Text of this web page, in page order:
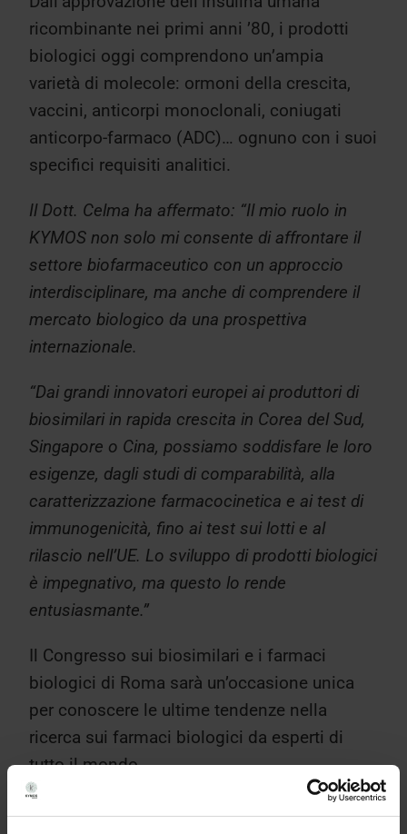
ricombinante nei primi anni ’80, i prodotti
biologici oggi comprendono un’ampia
varietà di molecole: ormoni della crescita,
vaccini, anticorpi monoclonali, coniugati
anticorpo-farmaco (ADC)… ognuno con i suoi
specifici requisiti analitici.
Il Dott. Celma ha affermato: “Il mio ruolo in
KYMOS non solo mi consente di affrontare il
settore biofarmaceutico con un approccio
interdisciplinare, ma anche di comprendere il
mercato biologico da una prospettiva
internazionale.
“Dai grandi innovatori europei ai produttori di
biosimilari in rapida crescita in Corea del Sud,
Singapore o Cina, possiamo soddisfare le loro
esigenze, dagli studi di comparabilità, alla
caratterizzazione farmacocinetica e ai test di
immunogenicità, fino ai test sui lotti e al
rilascio nell’UE. Lo sviluppo di prodotti biologici
è impegnativo, ma questo lo rende
entusiasmante.”
Il Congresso sui biosimilari e i farmaci
biologici di Roma sarà un’occasione unica
per conoscere le ultime tendenze nella
ricerca sui farmaci biologici da esperti di
tutto il mondo.